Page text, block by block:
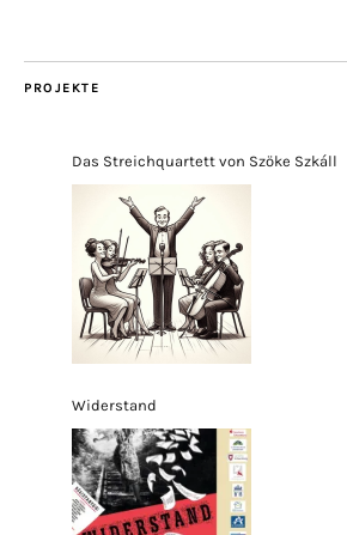
PROJEKTE
Das Streichquartett von Szöke Szkáll
Widerstand